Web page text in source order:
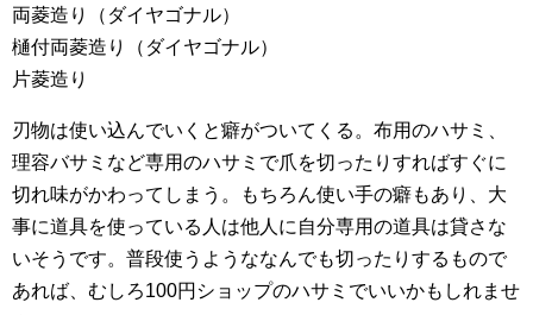
両菱造り（ダイヤゴナル）
樋付両菱造り（ダイヤゴナル）
片菱造り
刃物は使い込んでいくと癖がついてくる。布用のハサミ、
理容バサミなど専用のハサミで爪を切ったりすればすぐに
切れ味がかわってしまう。もちろん使い手の癖もあり、大
事に道具を使っている人は他人に自分専用の道具は貸さな
いそうです。普段使うようななんでも切ったりするもので
あれば、むしろ100円ショップのハサミでいいかもしれませ